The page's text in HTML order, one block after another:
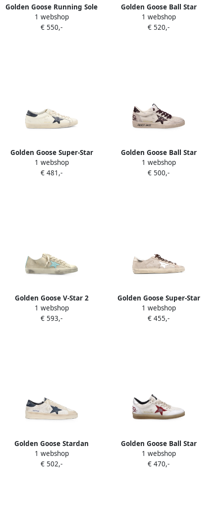
Golden Goose Running Sole
sneakers met witte ster en
hiellus Beige
1 webshop
€ 550,-
Golden Goose Ball Star
sneakers van wol met
crèmekleurige leren ster en
1 webshop
€ 520,-
Golden Goose Super-Star
gerafelde sneakers Beige
1 webshop
€ 481,-
Golden Goose Ball Star
sneakers Beige
1 webshop
€ 500,-
Golden Goose V-Star 2
sneakers Beige
1 webshop
€ 593,-
Golden Goose Super-Star
suède sneakers Beige
1 webshop
€ 455,-
Golden Goose Stardan
suède sneakers met ster
Beige
1 webshop
€ 502,-
Golden Goose Ball Star
sneakers Beige
1 webshop
€ 470,-